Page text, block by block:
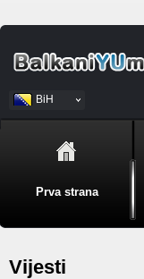
BiH
Srpski
Prva strana
Vijesti